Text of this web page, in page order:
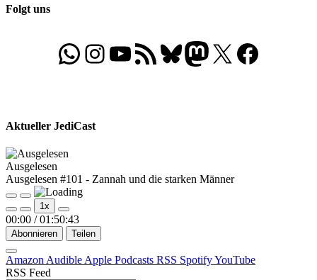
Folgt uns
WhatsApp
Folgt uns auf Instagram
Besucht unseren YouTube-Kanal
RSS-FeedBluesky
Folgt uns auf Mastodon
X Folgt uns auf
Aktueller JediCast
Ausgelesen
Ausgelesen #101 - Zannah und die starken Männer
Play
Episode
Pause
Episode
1x
00:00 / 01:50:43
Abonnieren Teilen
AmazonAudibleApple Podcasts RSS SpotifyYouTube
RSS Feed